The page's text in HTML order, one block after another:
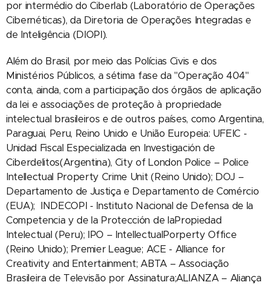
por intermédio do Ciberlab (Laboratório de Operações
Cibernéticas), da Diretoria de Operações Integradas e
de Inteligência (DIOPI).
Além do Brasil, por meio das Polícias Civis e dos
Ministérios Públicos, a sétima fase da "Operação 404"
conta, ainda, com a participação dos órgãos de aplicação
da lei e associações de proteção à propriedade
intelectual brasileiros e de outros países, como Argentina,
Paraguai, Peru, Reino Unido e União Europeia:⁠ UFEIC -
Unidad Fiscal Especializada en Investigación de
Ciberdelitos(Argentina), City of London Police – Police
Intellectual Property Crime Unit (Reino Unido); ⁠DOJ –
Departamento de Justiça e ⁠Departamento de Comércio
(EUA); ⁠ INDECOPI - Instituto Nacional de Defensa de la
Competencia y de la Protección de laPropiedad
Intelectual (Peru); ⁠IPO – IntellectualPorperty Office
(Reino Unido); ⁠Premier League; ACE - Alliance for
Creativity and Entertainment; ABTA – Associação
Brasileira de Televisão por Assinatura;⁠ALIANZA – Aliança